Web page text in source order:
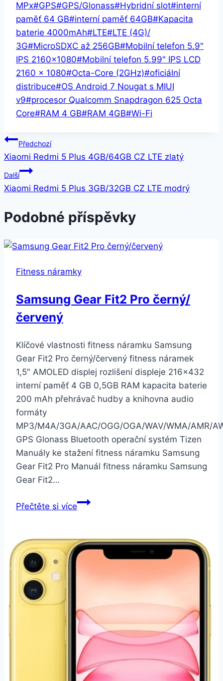
MPx#GPS#GPS/Glonass#Hybridní slot#interní
paměť 64 GB#interní paměť 64GB#Kapacita
baterie 4000mAh#LTE#LTE (4G)/
3G#MicroSDXC až 256GB#Mobilní telefon 5.9"
IPS 2160x1080#Mobilní telefon 5.99" IPS LCD
2160 x 1080#Octa-Core (2GHz)#oficiální
distribuce#OS Android 7 Nougat s MIUI
v9#procesor Qualcomm Snapdragon 625 Octa
Core#RAM 4 GB#RAM 4GB#Wi-Fi
Navigace
pro
příspěvek
Předchozí
Xiaomi Redmi 5 Plus 4GB/64GB CZ LTE zlatý
Další
Xiaomi Redmi 5 Plus 3GB/32GB CZ LTE modrý
Podobné příspěvky
Fitness náramky
Samsung Gear Fit2 Pro černý/
červený
Klíčové vlastnosti fitness náramku Samsung
Gear Fit2 Pro černý/červený fitness náramek
1,5″ AMOLED displej rozlišení displeje 216×432
interní paměť 4 GB 0,5GB RAM kapacita baterie
200 mAh přehrávač hudby a knihovna audio
formáty
MP3/M4A/3GA/AAC/OGG/OGA/WAV/WMA/AMR/
GPS Glonass Bluetooth operační systém Tizen
Manuály ke stažení fitness náramku Samsung
Gear Fit2 Pro Manuál fitness náramku Samsung
Gear Fit2…
Přečtěte si víceSamsung
Pro
černý/
červený